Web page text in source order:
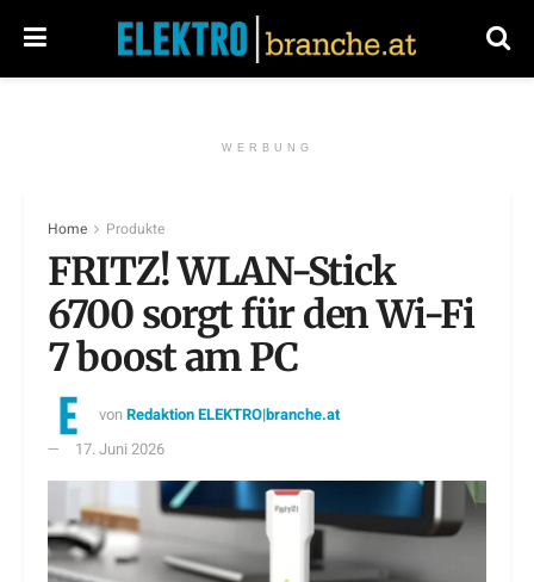
WERBUNG
Home Produkte
FRITZ! WLAN-Stick
6700 sorgt für den Wi-Fi
7 boost am PC
vonRedaktion ELEKTRO|branche.at
17. Juni 2026